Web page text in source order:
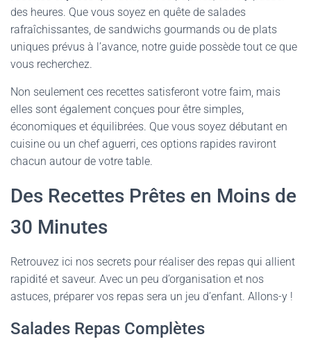
des heures. Que vous soyez en quête de salades
rafraîchissantes, de sandwichs gourmands ou de plats
uniques prévus à l’avance, notre guide possède tout ce que
vous recherchez.
Non seulement ces recettes satisferont votre faim, mais
elles sont également conçues pour être simples,
économiques et équilibrées. Que vous soyez débutant en
cuisine ou un chef aguerri, ces options rapides raviront
chacun autour de votre table.
Des Recettes Prêtes en Moins de
30 Minutes
Retrouvez ici nos secrets pour réaliser des repas qui allient
rapidité et saveur. Avec un peu d’organisation et nos
astuces, préparer vos repas sera un jeu d’enfant. Allons-y !
Salades Repas Complètes